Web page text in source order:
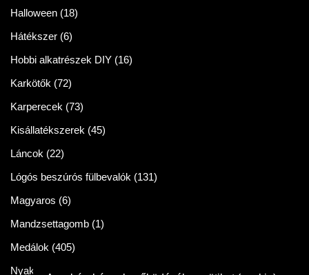
Halloween (18)
Hátékszer (6)
Hobbi alkatrészek DIY (16)
Karkötők (72)
Karperecek (73)
Kisállatékszerek (45)
Láncok (22)
Lógós beszúrós fülbevalók (131)
Magyaros (6)
Mandzsettagomb (1)
Medálok (405)
Nyakláncok
(86)